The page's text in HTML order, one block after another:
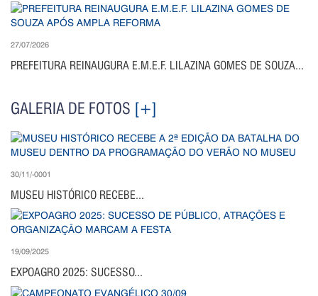
27/07/2026
PREFEITURA REINAUGURA E.M.E.F. LILAZINA GOMES DE SOUZA...
GALERIA DE FOTOS [+]
30/11/-0001
MUSEU HISTÓRICO RECEBE...
19/09/2025
EXPOAGRO 2025: SUCESSO...